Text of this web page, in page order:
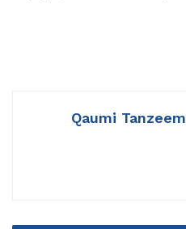
Qaumi Tanzeem